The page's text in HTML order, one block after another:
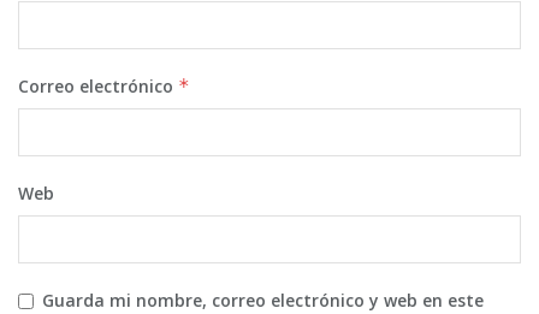
Correo electrónico *
Web
Guarda mi nombre, correo electrónico y web en este